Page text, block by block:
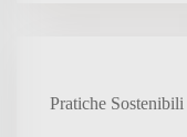
Pratiche Sostenibili